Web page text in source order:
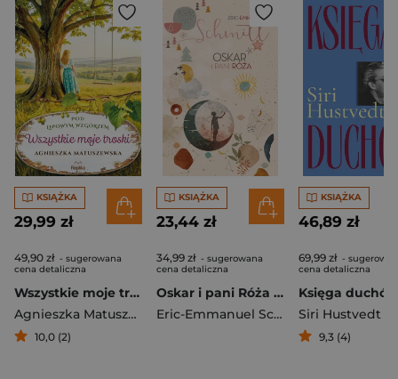
KSIĄŻKA
29,99 zł
49,90 zł - sugerowana
cena detaliczna
Wszystkie moje troski
Agnieszka Matuszewska
10,0 (2)
KSIĄŻKA
23,44 zł
34,99 zł - sugerowana
cena detaliczna
Oskar i pani Róża 2026
Eric-Emmanuel Schmitt
KSIĄŻKA
46,89 zł
69,99 zł -
cena detaliczna
Księga duchów
Siri Hustvedt
9,3 (4)